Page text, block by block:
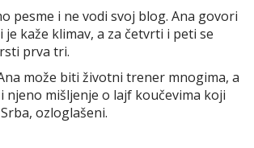
pesme i ne vodi svoj blog. Ana govori
je kaže klimav, a za četvrti i peti se
prva tri.
može biti životni trener mnogima, a
njeno mišljenje o lajf koučevima koji
ozloglašeni.